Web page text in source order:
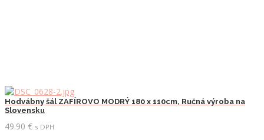
Hodvábny šál ZAFÍROVO MODRÝ 180 x 110cm, Ručná výroba na
Slovensku
49.90 € s DPH